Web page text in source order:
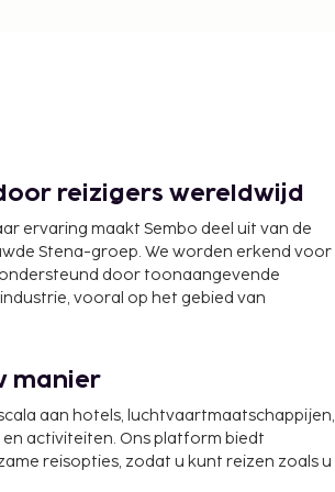
reizigers wereldwijd
ervaring maakt Sembo deel uit van de
Stena-groep. We worden erkend voor
door toonaangevende
vooral op het gebied van
manier
aan hotels, luchtvaartmaatschappijen,
activiteiten. Ons platform biedt
reisopties, zodat u kunt reizen zoals u